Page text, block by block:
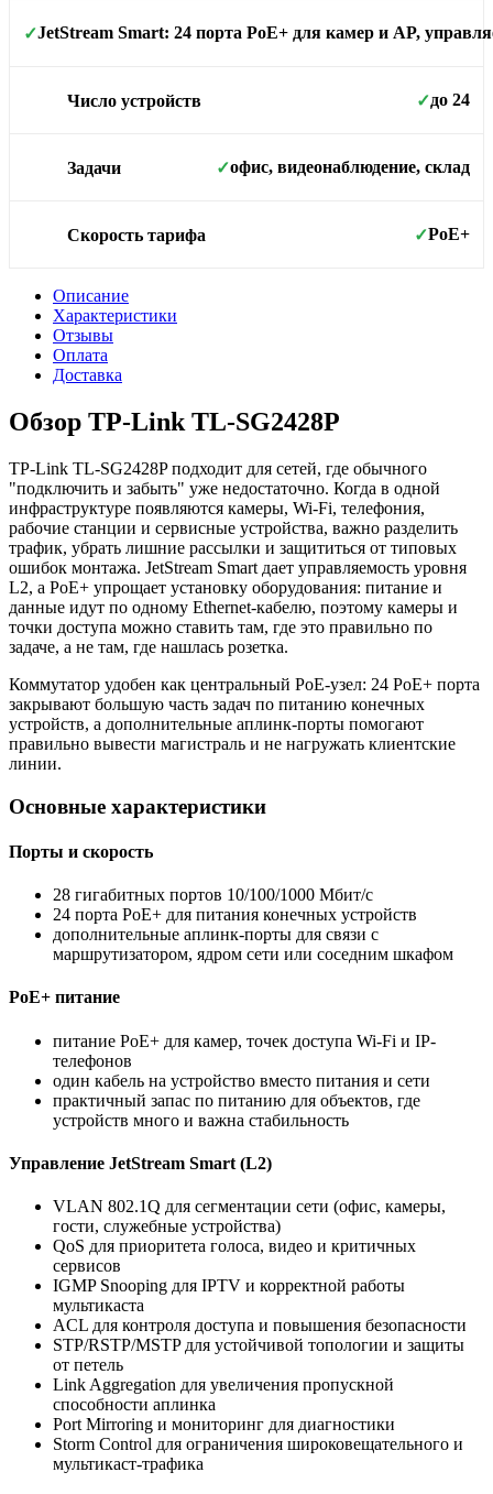
Площадь покрытия
✓JetStream Smart: 24 порта PoE+ для камер и AP,
Число устройств ✓до 24
Задачи ✓офис, видеонаблюдение, склад
Скорость тарифа ✓PoE+
Описание
Характеристики
Отзывы
Оплата
Доставка
Обзор TP-Link TL-SG2428P
TP-Link TL-SG2428P подходит для сетей, где обычного
"подключить и забыть" уже недостаточно. Когда в одной
инфраструктуре появляются камеры, Wi-Fi, телефония,
рабочие станции и сервисные устройства, важно разделить
трафик, убрать лишние рассылки и защититься от типовых
ошибок монтажа. JetStream Smart дает управляемость уровня
L2, а PoE+ упрощает установку оборудования: питание и
данные идут по одному Ethernet-кабелю, поэтому камеры и
точки доступа можно ставить там, где это правильно по
задаче, а не там, где нашлась розетка.
Коммутатор удобен как центральный PoE-узел: 24 PoE+ порта
закрывают большую часть задач по питанию конечных
устройств, а дополнительные аплинк-порты помогают
правильно вывести магистраль и не нагружать клиентские
линии.
Основные характеристики
Порты и скорость
28 гигабитных портов 10/100/1000 Мбит/с
24 порта PoE+ для питания конечных устройств
дополнительные аплинк-порты для связи с
маршрутизатором, ядром сети или соседним шкафом
PoE+ питание
питание PoE+ для камер, точек доступа Wi-Fi и IP-
телефонов
один кабель на устройство вместо питания и сети
практичный запас по питанию для объектов, где
устройств много и важна стабильность
Управление JetStream Smart (L2)
VLAN 802.1Q для сегментации сети (офис, камеры,
гости, служебные устройства)
QoS для приоритета голоса, видео и критичных
сервисов
IGMP Snooping для IPTV и корректной работы
мультикаста
ACL для контроля доступа и повышения безопасности
STP/RSTP/MSTP для устойчивой топологии и защиты
от петель
Link Aggregation для увеличения пропускной
способности аплинка
Port Mirroring и мониторинг для диагностики
Storm Control для ограничения широковещательного и
мультикаст-трафика